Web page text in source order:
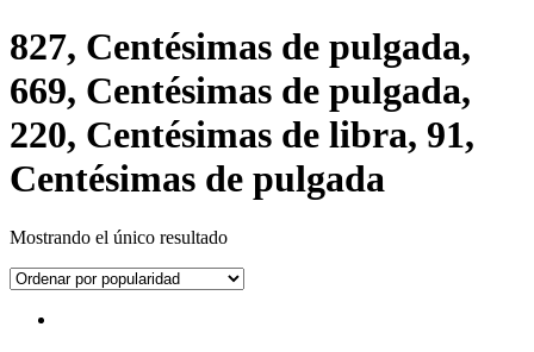
827, Centésimas de pulgada,
669, Centésimas de pulgada,
220, Centésimas de libra, 91,
Centésimas de pulgada
Mostrando el único resultado